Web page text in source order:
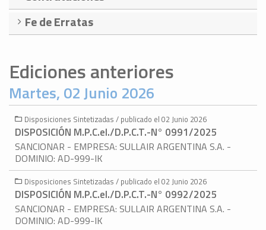
Fe de Erratas
Ediciones anteriores
Martes, 02 Junio 2026
Disposiciones Sintetizadas / publicado el 02 Junio 2026
DISPOSICIÓN M.P.C.eI./D.P.C.T.-N° 0991/2025
SANCIONAR - EMPRESA: SULLAIR ARGENTINA S.A. -
DOMINIO: AD-999-IK
Disposiciones Sintetizadas / publicado el 02 Junio 2026
DISPOSICIÓN M.P.C.eI./D.P.C.T.-N° 0992/2025
SANCIONAR - EMPRESA: SULLAIR ARGENTINA S.A. -
DOMINIO: AD-999-IK